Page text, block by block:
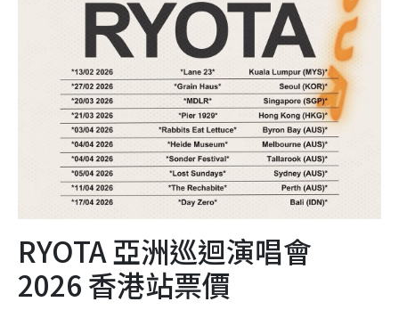
RYOTA 亞洲巡迴演唱會
2026 香港站票價